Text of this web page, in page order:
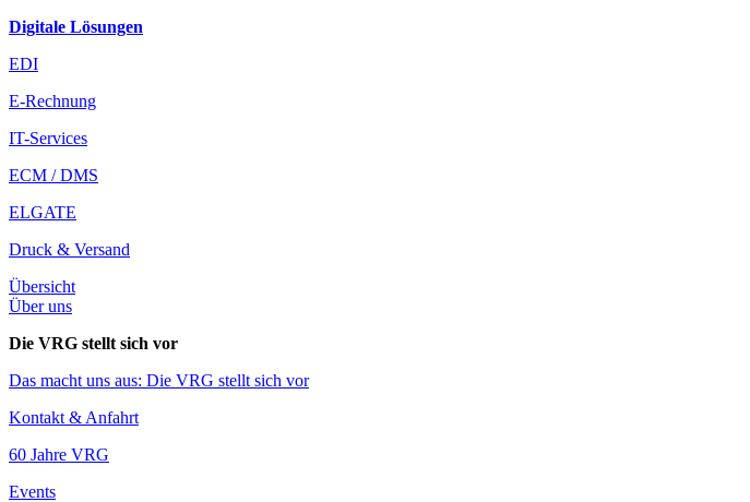
Digitale Lösungen
EDI
E-Rechnung
IT-Services
ECM / DMS
ELGATE
Druck & Versand
Übersicht
Über uns
Die VRG stellt sich vor
Das macht uns aus: Die VRG stellt sich vor
Kontakt & Anfahrt
60 Jahre VRG
Events